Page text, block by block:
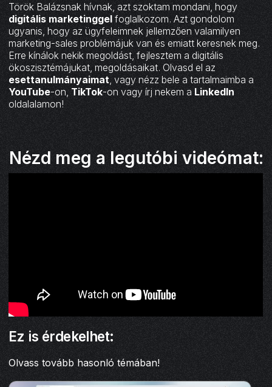
Török Balázsnak hívnak, azt szoktam mondani, hogy
digitális marketinggel foglalkozom. Azt gondolom
ugyanis, hogy az ügyfeleimnek jellemzően valamilyen
marketing-sales problémájuk van és emiatt keresnek meg.
Erre kínálok nekik megoldást, fejlesztem a digitális
ökoszisztémájukat, megoldásaikat. Olvasd el az
esettanulmányaimat , vagy nézz bele a tartalmaimba a
YouTube-on, TikTok-on vagy írj nekem a LinkedIn
oldalalamon!
Nézd meg a legutóbi videómat:
Ez is érdekelhet:
Olvass tovább hasonló témában!